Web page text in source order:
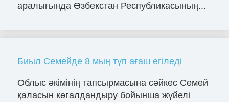
аралығында Өзбекстан Республикасының...
Биыл Семейде 8 мың түп ағаш егіледі
Облыс әкімінің тапсырмасына сәйкес Семей
қаласын көгалдандыру бойынша жүйелі